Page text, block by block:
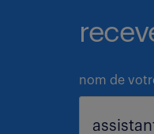
nom de